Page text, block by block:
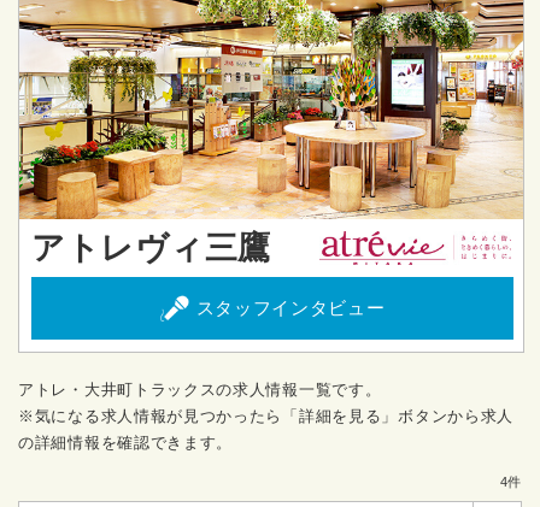
アトレヴィ三鷹
スタッフインタビュー
アトレ・大井町トラックスの求人情報一覧です。
※気になる求人情報が見つかったら「詳細を見る」ボタンから求人
の詳細情報を確認できます。
4件